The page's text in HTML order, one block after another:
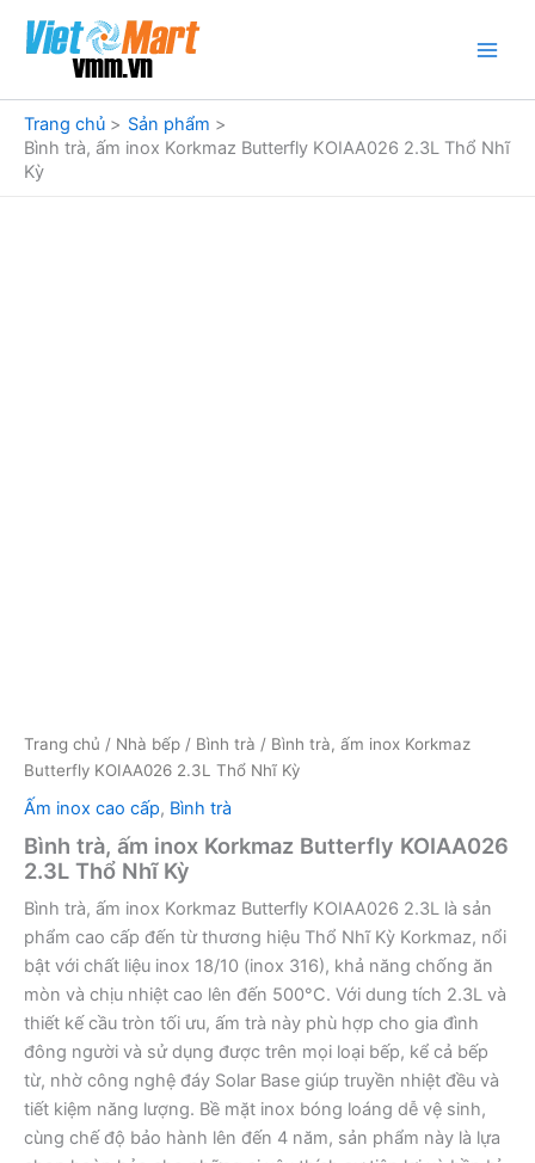
dung
Trang chủ
Sản phẩm
Bình trà, ấm inox Korkmaz Butterfly KOIAA026 2.3L Thổ Nhĩ
Kỳ
Trang chủ / Nhà bếp / Bình trà / Bình trà, ấm inox Korkmaz
Butterfly KOIAA026 2.3L Thổ Nhĩ Kỳ
Ấm inox cao cấp, Bình trà
Bình trà, ấm inox Korkmaz Butterfly KOIAA026
2.3L Thổ Nhĩ Kỳ
Bình trà, ấm inox Korkmaz Butterfly KOIAA026 2.3L là sản
phẩm cao cấp đến từ thương hiệu Thổ Nhĩ Kỳ Korkmaz, nổi
bật với chất liệu inox 18/10 (inox 316), khả năng chống ăn
mòn và chịu nhiệt cao lên đến 500°C. Với dung tích 2.3L và
thiết kế cầu tròn tối ưu, ấm trà này phù hợp cho gia đình
đông người và sử dụng được trên mọi loại bếp, kể cả bếp
từ, nhờ công nghệ đáy Solar Base giúp truyền nhiệt đều và
tiết kiệm năng lượng. Bề mặt inox bóng loáng dễ vệ sinh,
cùng chế độ bảo hành lên đến 4 năm, sản phẩm này là lựa